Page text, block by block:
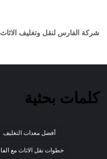
شركة الفارس لنقل وتغليف
كلمات بحثية
أفضل معدات التغليف
خطوات نقل الاثاث مع